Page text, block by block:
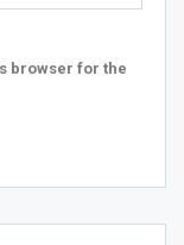
browser for the